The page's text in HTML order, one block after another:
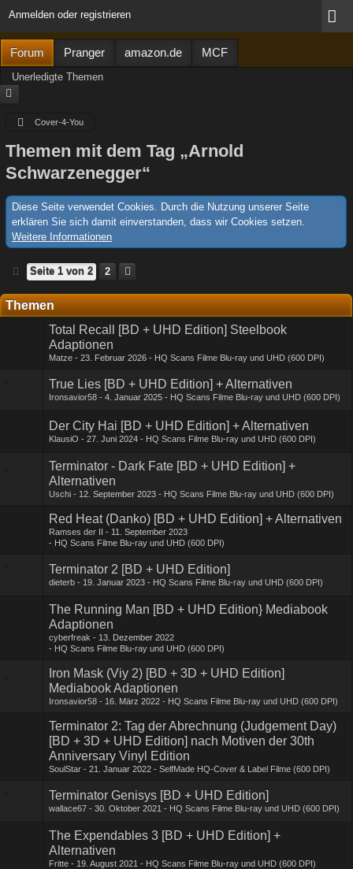
Anmelden oder registrieren
Forum Pranger amazon.de MCF
Unerledigte Themen
Cover-4-You
Themen mit dem Tag „Arnold
Schwarzenegger“
Diese Seite verwendet Cookies. Durch die Nutzung unserer Seite
erklären Sie sich damit einverstanden, dass wir Cookies setzen.
Weitere Informationen
Seite 1 von 2 2
Themen
Total Recall [BD + UHD Edition] Steelbook
Adaptionen
Matze 23. Februar 2026 HQ Scans Filme Blu-ray und UHD (600 DPI)
True Lies [BD + UHD Edition] + Alternativen
Ironsavior58 4. Januar 2025 HQ Scans Filme Blu-ray und UHD (600 DPI)
Der City Hai [BD + UHD Edition] + Alternativen
KlausiO 27. Juni 2024 HQ Scans Filme Blu-ray und UHD (600 DPI)
Terminator - Dark Fate [BD + UHD Edition] +
Alternativen
Uschi 12. September 2023 HQ Scans Filme Blu-ray und UHD (600 DPI)
Red Heat (Danko) [BD + UHD Edition] + Alternativen
Ramses der II
11. September 2023
HQ Scans Filme Blu-ray und UHD (600 DPI)
Terminator 2 [BD + UHD Edition]
dieterb 19. Januar 2023 HQ Scans Filme Blu-ray und UHD (600 DPI)
The Running Man [BD + UHD Edition} Mediabook
Adaptionen
cyberfreak
13. Dezember 2022
HQ Scans Filme Blu-ray und UHD (600 DPI)
Iron Mask (Viy 2) [BD + 3D + UHD Edition]
Mediabook Adaptionen
Ironsavior58 16. März 2022 HQ Scans Filme Blu-ray und UHD (600 DPI)
Terminator 2: Tag der Abrechnung (Judgement Day)
[BD + 3D + UHD Edition] nach Motiven der 30th
Anniversary Vinyl Edition
SoulStar 21. Januar 2022 SelfMade HQ-Cover & Label Filme (600 DPI)
Terminator Genisys [BD + UHD Edition]
wallace67 30. Oktober 2021 HQ Scans Filme Blu-ray und UHD (600 DPI)
The Expendables 3 [BD + UHD Edition] +
Alternativen
Fritte 19. August 2021 HQ Scans Filme Blu-ray und UHD (600 DPI)